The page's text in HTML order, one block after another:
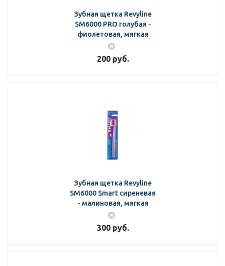
Зубная щетка Revyline
SM6000 PRO голубая -
фиолетовая, мягкая
200руб.
Зубная щетка Revyline
SM6000 Smart сиреневая
- малиновая, мягкая
300руб.